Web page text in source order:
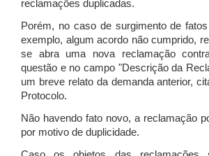
reclamações duplicadas.
Porém, no caso de surgimento de
exemplo, algum acordo não cumprido,
se abra uma nova reclamação
questão e no campo "Descrição da
um breve relato da demanda anterior,
Protocolo.
Não havendo fato novo, a reclamação
por motivo de duplicidade.